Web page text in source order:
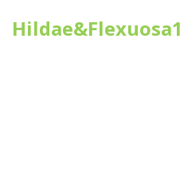
Hildae&Flexuosa1